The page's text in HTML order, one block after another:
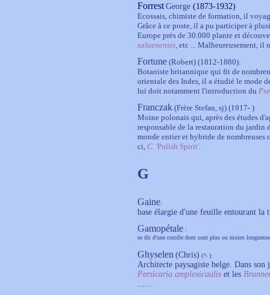
Forrest George (1873-1932)
Ecossais, chimiste de formation, il
Grâce à ce poste, il a pu participer à
Europe près de 30.000 plante et
saluenensis, etc ... Malheureusement, il
Fortune (Robert) (1812-1880):
Botaniste britannique qui fit de
orientale des Indes, il a étudié le mode
lui doit notamment l'introduction du
Franczak (Frère Stefan, sj) (1917- )
Moine polonais qui, après des études
responsable de la restauration du
monde entier et hybride de nombreuses
ci, C. 'Polish Spirit'.
G
Gaine:
base élargie d'une feuille entourant la
Gamopétale :
se dit d'une corolle dont sont plus ou moins
Ghyselen (Chris) (?- ):
Architecte paysagiste belge. Dans
Persicaria amplexicaulis et les
......